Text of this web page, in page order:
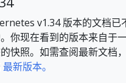
v1.34 版本的文档已
你现在看到的版本来自于
快照。如需查阅最新文档
最新版本。